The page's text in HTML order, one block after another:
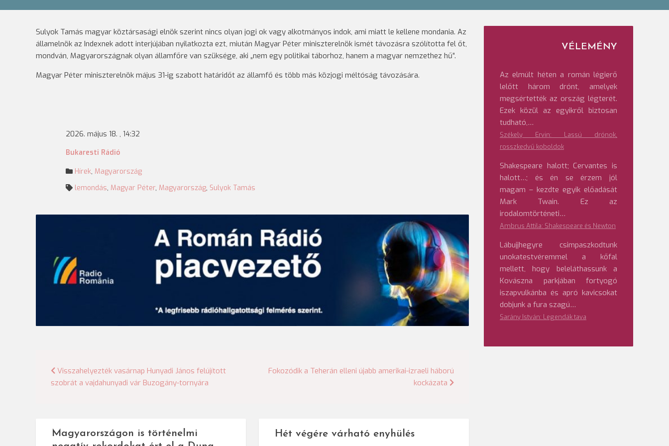
Sulyok Tamás magyar köztársasági elnök szerint nincs olyan jogi ok vagy alkotmányos indok, ami miatt le kellene mondania. Az
államelnök az Indexnek adott interjújában nyilatkozta ezt, miután Magyar Péter miniszterelnök ismét távozásra szólította fel őt,
mondván, Magyarországnak olyan államfőre van szüksége, aki „nem egy politikai táborhoz, hanem a magyar nemzethez hű”.
Magyar Péter miniszterelnök május 31-ig szabott határidőt az államfő és több más közjogi méltóság távozására.
2026. május 18. , 14:32
Bukaresti Rádió
Hírek, Magyarország
lemondás, Magyar Péter, Magyarország, Sulyok Tamás
Bejegyzés
navigáció
Visszahelyezték vasárnap Hunyadi János felújított
szobrát a vajdahunyadi vár Buzogány-tornyára
Fokozódik a Teherán elleni újabb amerikai-izraeli háború
kockázata
Magyarországon is történelmi
Hét végére várható enyhülés
VÉLEMÉNY
Az elmúlt héten a román légierő
lelőtt három drónt, amelyek
megsértették az ország légterét.
Ezek közül az egyikről biztosan
tudható,…
Székely Ervin: Lassú drónok,
rosszkedvű koboldok
Shakespeare halott; Cervantes is
halott…; és én se érzem jól
magam – kezdte egyik előadását
Mark Twain. Ez az
irodalomtörténeti…
Ambrus Attila: Shakespeare és Newton
Lábujjhegyre csimpaszkodtunk
unokatestvéremmel a kőfal
mellett, hogy beleláthassunk a
Kovászna parkjában fortyogó
iszapvulkánba és apró kavicsokat
dobjunk a fura szagú…
Sarány István: Legendák tava